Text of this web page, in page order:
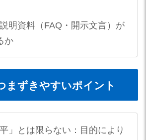
明資料（FAQ・開示文言）が
か
まずきやすいポイント
」とは限らない：目的により